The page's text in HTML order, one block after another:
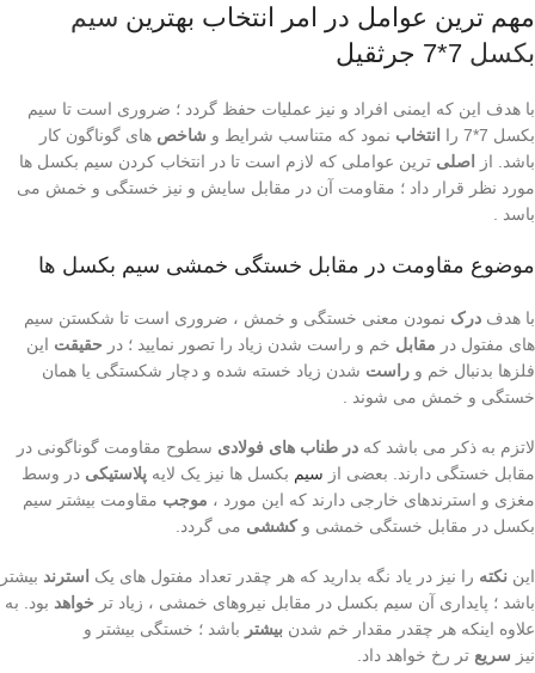
مهم ترین عوامل در امر انتخاب بهترین سیم
بکسل
با هدف این که ایمنی افراد و نیز عملیات حفظ گردد ؛ ضروری است تا سیم
بکسل 7*7 را
انتخاب نمود که متناسب شرایط و شاخص های گوناگون کار
باشد. از اصلی ترین عواملی که لازم است تا در انتخاب کردن سیم بکسل ها
مورد نظر قرار داد ؛ مقاومت آن در مقابل سایش و نیز خستگی و خمش می
باسد .
موضوع مقاومت در مقابل خستگی خمشی سیم بکسل ها
با هدف درک نمودن معنی خستگی و خمش ، ضروری است تا شکستن سیم
های مفتول در مقابل خم و راست شدن زیاد را تصور نمایید ؛ در حقیقت این
فلزها بدنبال خم و راست شدن زیاد خسته شده و دچار شکستگی یا همان
خستگی و خمش می شوند .
لاتزم به ذکر می باشد که در طناب های فولادی سطوح مقاومت گوناگونی در
مقابل خستگی دارند. بعضی از سیم بکسل ها نیز یک لایه پلاستیکی در وسط
مغزی و استرندهای خارجی دارند که این مورد ، موجب مقاومت بیشتر سیم
بکسل در مقابل خستگی خمشی وکششی می گردد.
این نکته را نیز در یاد نگه بدارید که هر چقدر تعداد مفتول های یک استرند بیشتر
باشد ؛ پایداری آن سیم بکسل در مقابل نیروهای خمشی ، زیاد تر خواهد بود. به
علاوه اینکه هر چقدر مقدار خم شدن بیشتر باشد ؛ خستگی بیشتر و
نیز سریع تر رخ خواهد داد.